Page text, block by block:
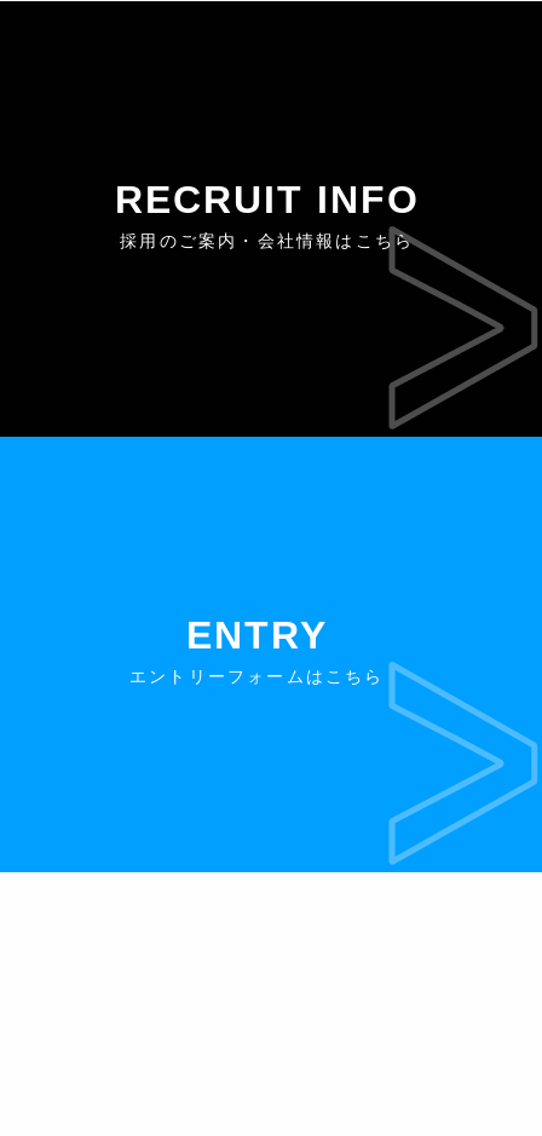
RECRUIT INFO
採用のご案内・会社情報はこちら
ENTRY
エントリーフォームはこちら